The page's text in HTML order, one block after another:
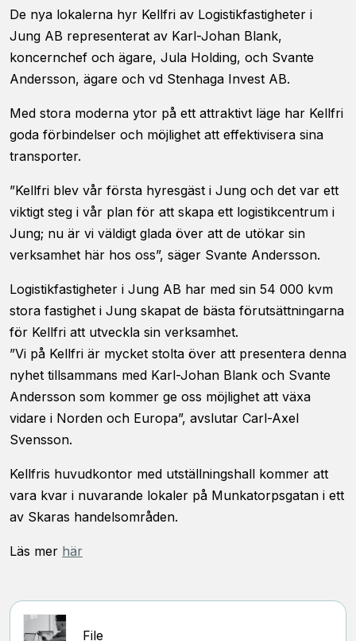
De nya lokalerna hyr Kellfri av Logistikfastigheter i
Jung AB representerat av Karl-Johan Blank,
koncernchef och ägare, Jula Holding, och Svante
Andersson, ägare och vd Stenhaga Invest AB.
Med stora moderna ytor på ett attraktivt läge har Kellfri
goda förbindelser och möjlighet att effektivisera sina
transporter.
”Kellfri blev vår första hyresgäst i Jung och det var ett
viktigt steg i vår plan för att skapa ett logistikcentrum i
Jung; nu är vi väldigt glada över att de utökar sin
verksamhet här hos oss”, säger Svante Andersson.
Logistikfastigheter i Jung AB har med sin 54 000 kvm
stora fastighet i Jung skapat de bästa förutsättningarna
för Kellfri att utveckla sin verksamhet.
”Vi på Kellfri är mycket stolta över att presentera denna
nyhet tillsammans med Karl-Johan Blank och Svante
Andersson som kommer ge oss möjlighet att växa
vidare i Norden och Europa”, avslutar Carl-Axel
Svensson.
Kellfris huvudkontor med utställningshall kommer att
vara kvar i nuvarande lokaler på Munkatorpsgatan i ett
av Skaras handelsområden.
Läs mer här
File
Marknadsföring
Genom att dela
med dig av dina
beteende när du
surfar ökar du
anpassat innehåll
och erbjudanden.